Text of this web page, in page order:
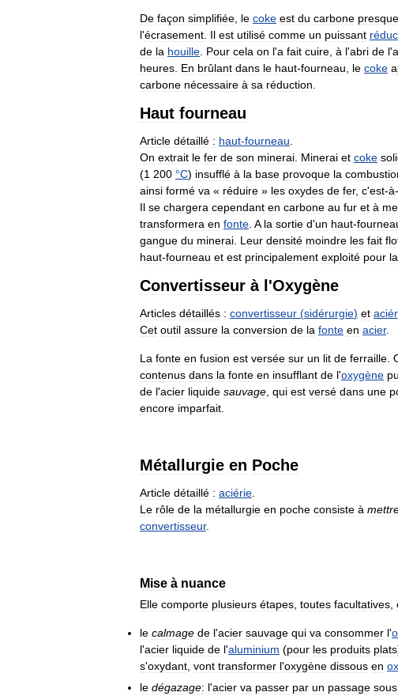
De façon simplifiée le coke est du carbone presque
l'écrasement Il est utilisé comme un puissant
de la houille Pour cela on l'a fait cuire à l'abri de l'
heures En brûlant dans le haut-fourneau le coke
carbone nécessaire à sa réduction
Haut fourneau
Article détaillé : haut-fourneau
On extrait le fer de son minerai Minerai et coke
(1 200 °C) insufflé à la base provoque la
ainsi formé va « réduire » les oxydes de fer, c'est-à-
Il se chargera cependant en carbone au fur et à
transformera en fonte A la sortie d'un haut-
gangue du minerai Leur densité moindre les fait
haut-fourneau et est principalement exploité pour la
Convertisseur à l'Oxygène
Articles détaillés : convertisseur (sidérurgie) et
Cet outil assure la conversion de la fonte en acier.
La fonte en fusion est versée sur un lit de ferraille
contenus dans la fonte en insufflant de l'oxygène
de l'acier liquide sauvage qui est versé dans une
encore imparfait
Métallurgie en Poche
Article détaillé : aciérie
Le rôle de la métallurgie en poche consiste à
convertisseur.
Mise à nuance
Elle comporte plusieurs étapes toutes facultatives
le calmage de l'acier sauvage qui va consommer l'
l'acier liquide de l'aluminium (pour les produits plats
s'oxydant vont transformer l'oxygène dissous en
le dégazage: l'acier va passer par un passage sous